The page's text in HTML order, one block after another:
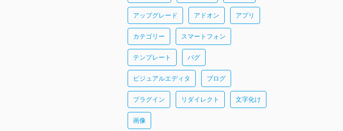
アップグレード アドオン アプリ
カテゴリー スマートフォン
テンプレート バグ
ビジュアルエディタ ブログ
プラグイン リダイレクト 文字化け
画像